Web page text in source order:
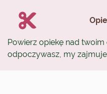
Powierz opiekę nad
odpoczywasz, my